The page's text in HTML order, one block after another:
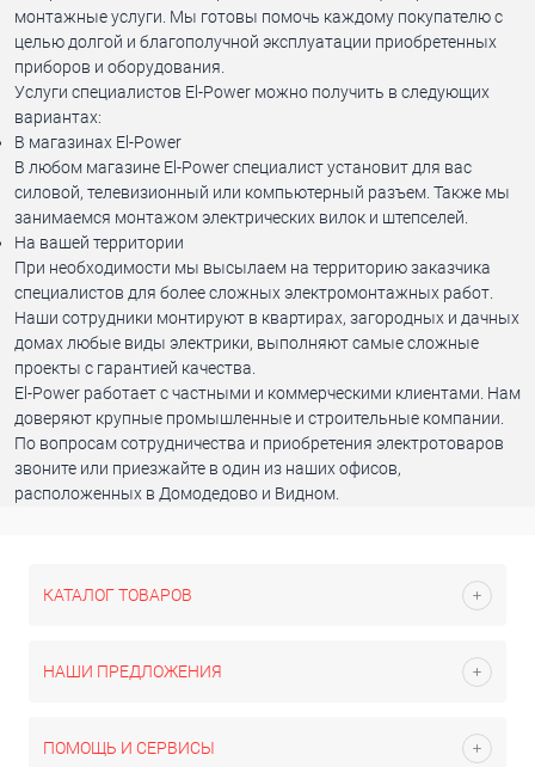
монтажные услуги. Мы готовы помочь каждому покупателю с
целью долгой и благополучной эксплуатации приобретенных
приборов и оборудования.
Услуги специалистов El-Power можно получить в следующих
вариантах:
В магазинах El-Power
В любом магазине El-Power специалист установит для вас
силовой, телевизионный или компьютерный разъем. Также мы
занимаемся монтажом электрических вилок и штепселей.
На вашей территории
При необходимости мы высылаем на территорию заказчика
специалистов для более сложных электромонтажных работ.
Наши сотрудники монтируют в квартирах, загородных и дачных
домах любые виды электрики, выполняют самые сложные
проекты с гарантией качества.
El-Power работает с частными и коммерческими клиентами. Нам
доверяют крупные промышленные и строительные компании.
По вопросам сотрудничества и приобретения электротоваров
звоните или приезжайте в один из наших офисов,
расположенных в Домодедово и Видном.
КАТАЛОГ ТОВАРОВ
НАШИ ПРЕДЛОЖЕНИЯ
ПОМОЩЬ И СЕРВИСЫ